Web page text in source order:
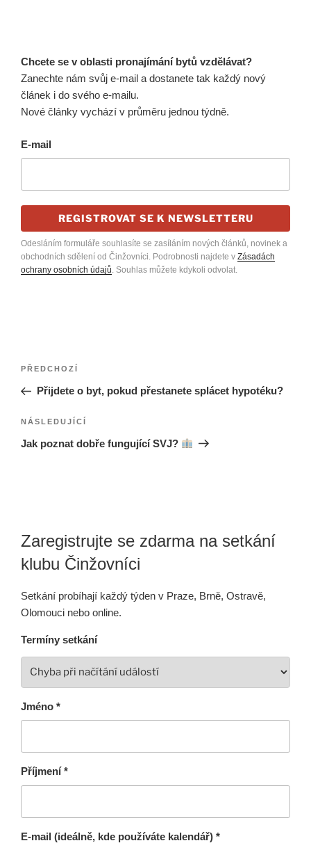
Chcete se v oblasti pronajímání bytů vzdělávat?
Zanechte nám svůj e-mail a dostanete tak každý nový
článek i do svého e-mailu.
Nové články vychází v průměru jednou týdně.
E-mail
REGISTROVAT SE K NEWSLETTERU
Odesláním formuláře souhlasíte se zasíláním nových článků, novinek a
obchodních sdělení od Činžovníci. Podrobnosti najdete v Zásadách
ochrany osobních údajů. Souhlas můžete kdykoli odvolat.
Navigace
příspěvek
Předchozí
příspěvek
PŘEDCHOZÍ
Přijdete o byt, pokud přestanete splácet hypotéku?
Následující
příspěvek
NÁSLEDUJÍCÍ
Jak poznat dobře fungující SVJ?
Zaregistrujte se zdarma na setkání
klubu Činžovníci
Setkání probíhají každý týden v Praze, Brně, Ostravě,
Olomouci nebo online.
Termíny setkání
Jméno *
Příjmení *
E-mail (ideálně, kde používáte kalendář) *